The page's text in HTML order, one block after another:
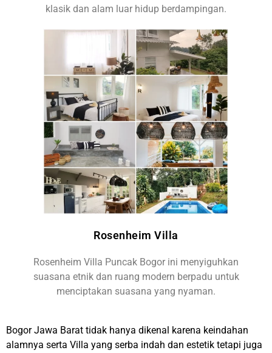
klasik dan alam luar hidup berdampingan.
Rosenheim Villa
Rosenheim Villa Puncak Bogor ini menyiguhkan
suasana etnik dan ruang modern berpadu untuk
menciptakan suasana yang nyaman.
Bogor Jawa Barat tidak hanya dikenal karena keindahan
alamnya serta Villa yang serba indah dan estetik tetapi juga